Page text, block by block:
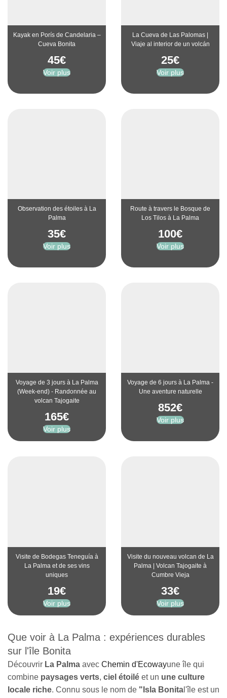
Kayak en Porís de Candelaria –
Cueva Bonita
45€
Voir plus
La Cueva de Las Palomas |
Viaje al interior de un volcán
25€
Voir plus
Observation des étoiles à La
Palma
35€
Voir plus
Route à travers le Bosque de
Los Tilos à La Palma
100€
Voir plus
Voyage de 3 jours à La Palma
(Week-end) - Randonnée au
volcan Tajogaite
165€
Voir plus
Voyage de 6 jours à La Palma -
Une aventure naturelle
852€
Voir plus
Visite de Bodegas Teneguía à
La Palma et de ses vins
uniques
19€
Voir plus
Visite du nouveau volcan de La
Palma | Volcan Tajogaite à
Cumbre Vieja
33€
Voir plus
Que voir à La Palma : expériences durables
sur l'île Bonita
Découvrir La Palma avec Chemin d'Ecowayune île qui
combine paysages verts, ciel étoilé et un une culture
locale riche. Connu sous le nom de "Isla Bonita l'île est un